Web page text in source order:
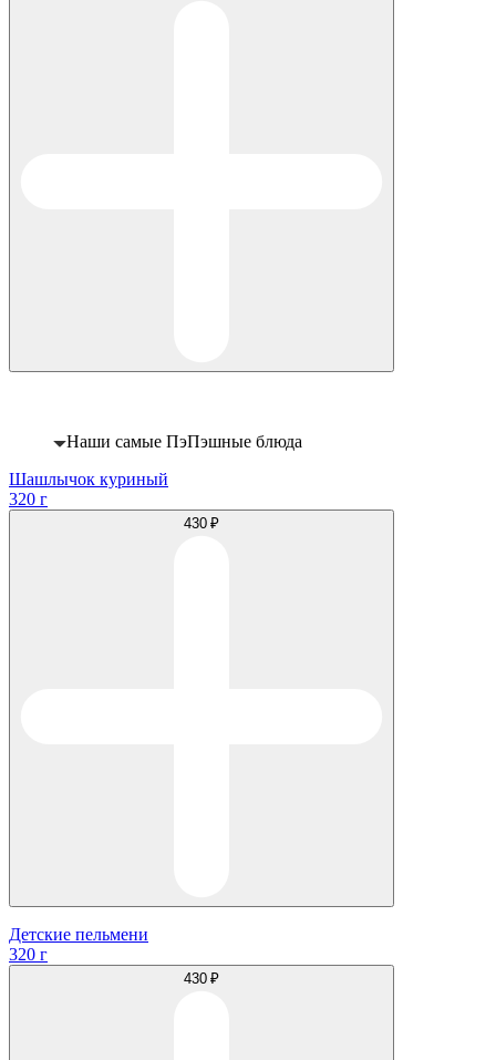
Наши самые ПэПэшные блюда
Шашлычок куриный
320 г
430 ₽
Детские пельмени
320 г
430 ₽